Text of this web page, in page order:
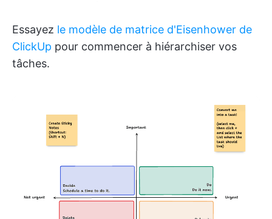
Essayez le modèle de matrice d'Eisenhower de
ClickUp pour commencer à hiérarchiser vos
tâches.